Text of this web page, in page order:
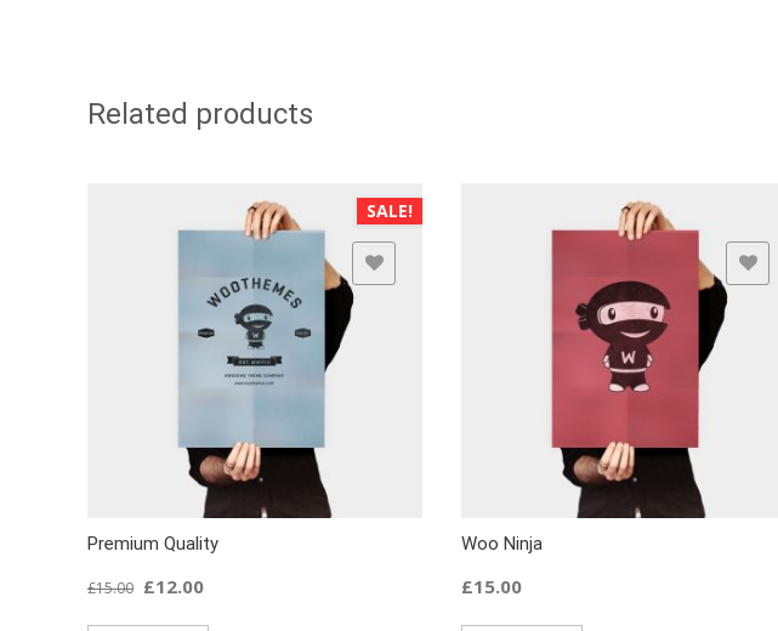
Related products
SALE!
Premium Quality
£15.00 £12.00
Woo Ninja
£15.00